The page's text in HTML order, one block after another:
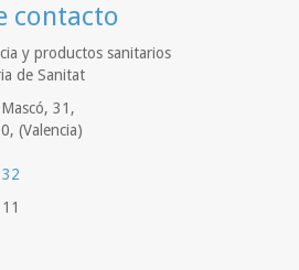
contacto
y productos sanitarios
de Sanitat
31,
, (Valencia)